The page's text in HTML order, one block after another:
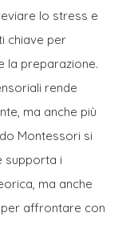
lo stress e
chiave per
la preparazione.
rende
ma anche più
Montessori si
supporta i
ma anche
affrontare con